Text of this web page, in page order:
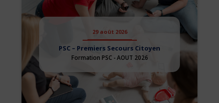
29 août 2026
PSC – Premiers Secours Citoyen
Formation PSC - AOUT 2026